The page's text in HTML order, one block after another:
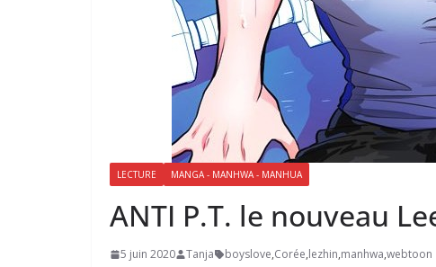
LECTURE MANGA - MANHWA - MANHUA
ANTI P.T. le nouveau
5 juin 2020 Tanja boyslove,Corée,lezhin,manhwa,webtoon